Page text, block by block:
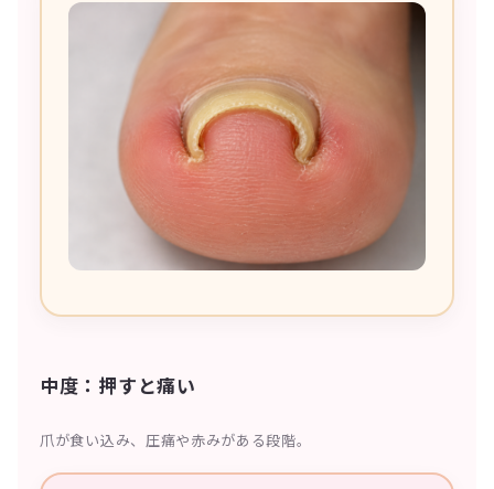
中度：押すと痛い
爪が食い込み、圧痛や赤みがある段階。